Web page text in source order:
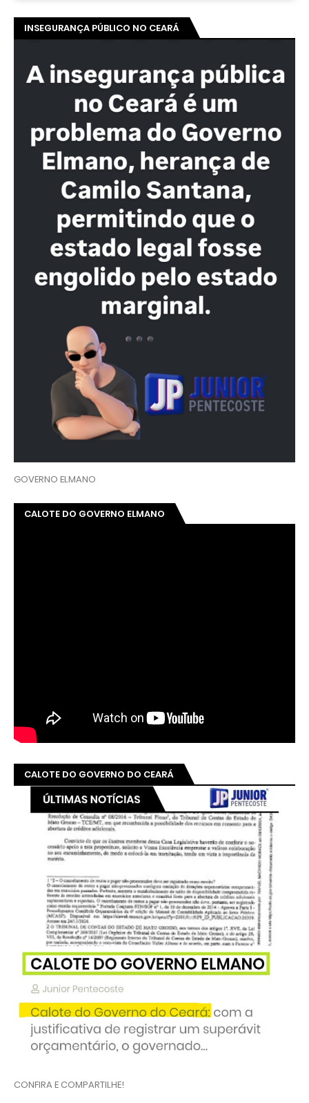
INSEGURANÇA PÚBLICO NO CEARÁ
GOVERNO ELMANO
CALOTE DO GOVERNO ELMANO
CALOTE DO GOVERNO DO CEARÁ
CONFIRA E COMPARTILHE!